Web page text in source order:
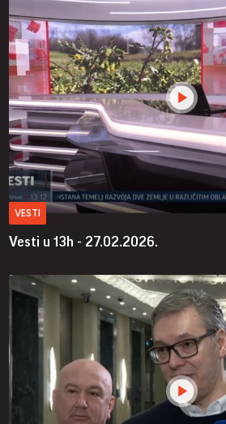
VESTI
Vesti u 13h - 27.02.2026.